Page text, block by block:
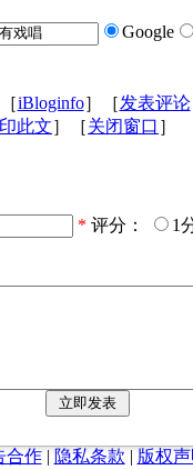
Google
iBloginfo］［发表评论
印此文］［关闭窗口 ］
* 评分：
1
合作| 隐私条款 | 版权